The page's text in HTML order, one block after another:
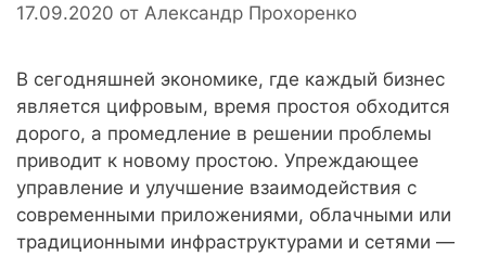
17.09.2020 от Александр Прохоренко
В сегодняшней экономике, где каждый бизнес
является цифровым, время простоя обходится
дорого, а промедление в решении проблемы
приводит к новому простою. Упреждающее
управление и улучшение взаимодействия с
современными приложениями, облачными или
традиционными инфраструктурами и сетями —